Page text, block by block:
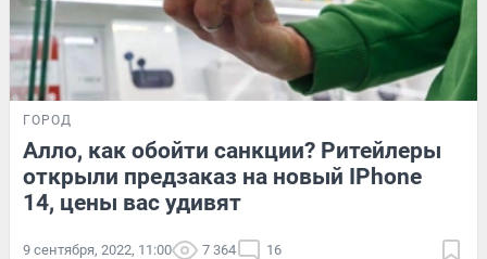
ГОРОД
Алло, как обойти санкции? Ритейлеры
открыли предзаказ на новый IPhone
14, цены вас удивят
9 сентября, 2022, 11:00 7 364 16